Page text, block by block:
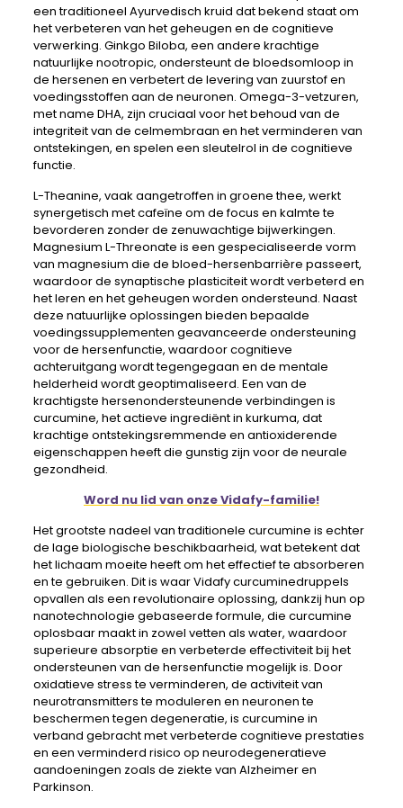
een traditioneel Ayurvedisch kruid dat bekend staat om
het verbeteren van het geheugen en de cognitieve
verwerking. Ginkgo Biloba, een andere krachtige
natuurlijke nootropic, ondersteunt de bloedsomloop in
de hersenen en verbetert de levering van zuurstof en
voedingsstoffen aan de neuronen. Omega-3-vetzuren,
met name DHA, zijn cruciaal voor het behoud van de
integriteit van de celmembraan en het verminderen van
ontstekingen, en spelen een sleutelrol in de cognitieve
functie.
L-Theanine, vaak aangetroffen in groene thee, werkt
synergetisch met cafeïne om de focus en kalmte te
bevorderen zonder de zenuwachtige bijwerkingen.
Magnesium L-Threonate is een gespecialiseerde vorm
van magnesium die de bloed-hersenbarrière passeert,
waardoor de synaptische plasticiteit wordt verbeterd en
het leren en het geheugen worden ondersteund. Naast
deze natuurlijke oplossingen bieden bepaalde
voedingssupplementen geavanceerde ondersteuning
voor de hersenfunctie, waardoor cognitieve
achteruitgang wordt tegengegaan en de mentale
helderheid wordt geoptimaliseerd. Een van de
krachtigste hersenondersteunende verbindingen is
curcumine, het actieve ingrediënt in kurkuma, dat
krachtige ontstekingsremmende en antioxiderende
eigenschappen heeft die gunstig zijn voor de neurale
gezondheid.
Word nu lid van onze Vidafy-familie!
Het grootste nadeel van traditionele curcumine is echter
de lage biologische beschikbaarheid, wat betekent dat
het lichaam moeite heeft om het effectief te absorberen
en te gebruiken. Dit is waar Vidafy curcuminedruppels
opvallen als een revolutionaire oplossing, dankzij hun op
nanotechnologie gebaseerde formule, die curcumine
oplosbaar maakt in zowel vetten als water, waardoor
superieure absorptie en verbeterde effectiviteit bij het
ondersteunen van de hersenfunctie mogelijk is. Door
oxidatieve stress te verminderen, de activiteit van
neurotransmitters te moduleren en neuronen te
beschermen tegen degeneratie, is curcumine in
verband gebracht met verbeterde cognitieve prestaties
en een verminderd risico op neurodegeneratieve
aandoeningen zoals de ziekte van Alzheimer en
Parkinson.